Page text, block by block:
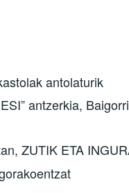
antolaturik
antzerkia,
ZUTIK ETA